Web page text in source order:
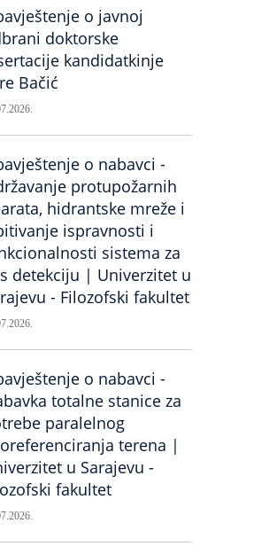
o javnoj
doktorske
kandidatkinje
Bačić
o nabavci -
protupožarnih
hidrantske mreže i
ispravnosti i
sistema za
detekciju | Univerzitet u
- Filozofski fakultet
o nabavci -
totalne stanice za
paralelnog
terena |
u Sarajevu -
fakultet